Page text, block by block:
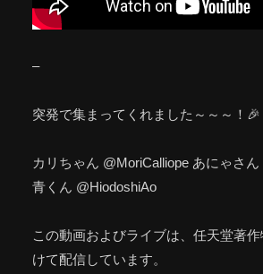
–
突発で集まってくれました～～～！🎉
カリちゃん @MoriCalliope あにゃさ
青くん @HiodoshiAo
この動画およびライブは、任天堂著
けて配信しています。